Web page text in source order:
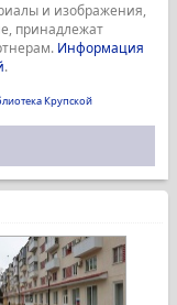
и изображения,
принадлежат
Информация
.
Крупской